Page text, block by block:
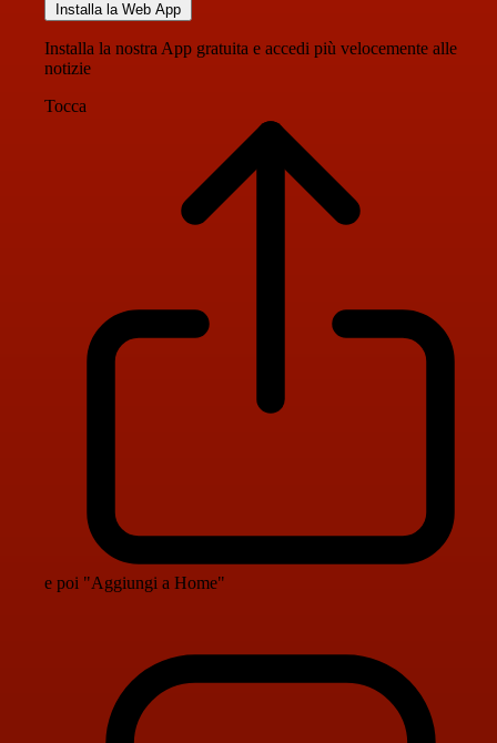
Installa la Web App
Installa la nostra App gratuita e accedi più velocemente alle
notizie
Tocca
e poi "Aggiungi a Home"